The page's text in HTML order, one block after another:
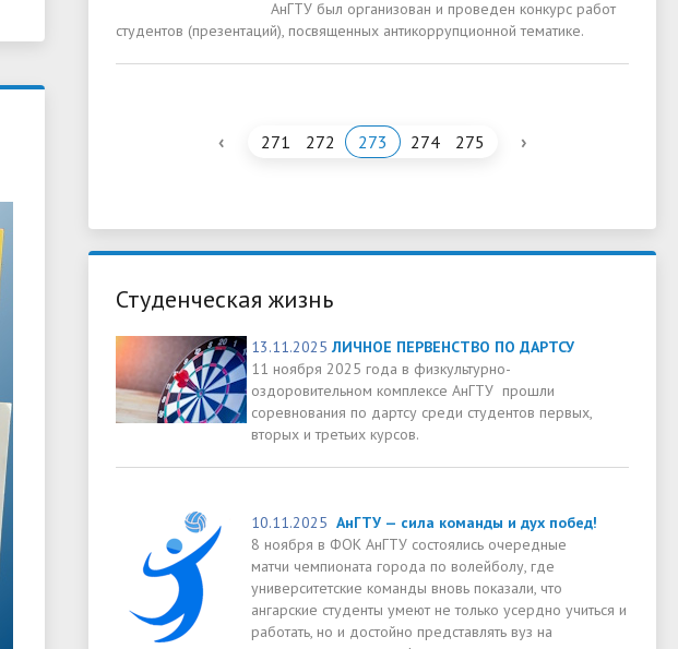
АнГТУ был организован и проведен конкурс работ
студентов (презентаций), посвященных антикоррупционной тематике.
‹ 271 272 273 274 275 ›
Студенческая жизнь
13.11.2025 ЛИЧНОЕ ПЕРВЕНСТВО ПО ДАРТСУ
11 ноября 2025 года в физкультурно-
оздоровительном комплексе АнГТУ прошли
соревнования по дартсу среди студентов первых,
вторых и третьих курсов.
10.11.2025 АнГТУ — сила команды и дух побед!
8 ноября в ФОК АнГТУ состоялись очередные
матчи чемпионата города по волейболу, где
университетские команды вновь показали, что
ангарские студенты умеют не только усердно учиться и
работать, но и достойно представлять вуз на